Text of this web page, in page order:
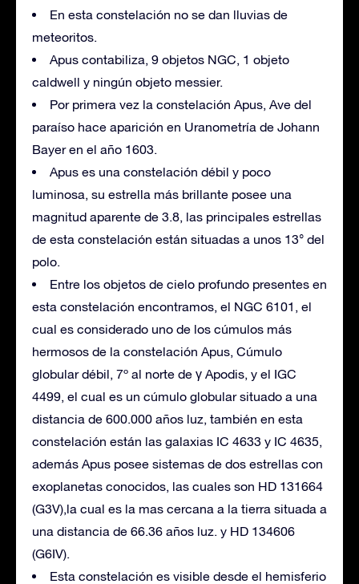
En esta constelación no se dan lluvias de
meteoritos.
Apus contabiliza, 9 objetos NGC, 1 objeto
caldwell y ningún objeto messier.
Por primera vez la constelación Apus, Ave del
paraíso hace aparición en Uranometría de Johann
Bayer en el año 1603.
Apus es una constelación débil y poco
luminosa, su estrella más brillante posee una
magnitud aparente de 3.8, las principales estrellas
de esta constelación están situadas a unos 13° del
polo.
Entre los objetos de cielo profundo presentes en
esta constelación encontramos, el NGC 6101, el
cual es considerado uno de los cúmulos más
hermosos de la constelación Apus, Cúmulo
globular débil, 7º al norte de γ Apodis, y el IGC
4499, el cual es un cúmulo globular situado a una
distancia de 600.000 años luz, también en esta
constelación están las galaxias IC 4633 y IC 4635,
además Apus posee sistemas de dos estrellas con
exoplanetas conocidos, las cuales son HD 131664
(G3V),la cual es la mas cercana a la tierra situada a
una distancia de 66.36 años luz. y HD 134606
(G6IV).
Esta constelación es visible desde el hemisferio